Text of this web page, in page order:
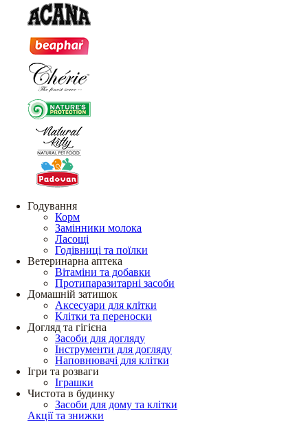
Годування
Корм
Замінники молока
Ласощі
Годівниці та поїлки
Ветеринарна аптека
Вітаміни та добавки
Протипаразитарні засоби
Домашній затишок
Аксесуари для клітки
Клітки та переноски
Догляд та гігієна
Засоби для догляду
Інструменти для догляду
Наповнювачі для клітки
Ігри та розваги
Іграшки
Чистота в будинку
Засоби для дому та клітки
Акції та знижки